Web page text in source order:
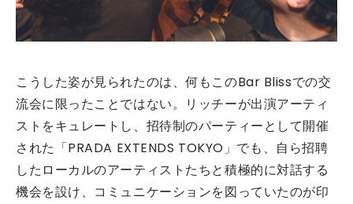
こうした姿が見られたのは、何もこのBar Blissでの交
流会に限ったことではない。リッチーが出演アーティ
ストをキュレートし、招待制のパーティーとして開催
された「PRADA EXTENDS TOKYO」でも、自ら招聘
したローカルのアーティストたちと積極的に対話する
機会を設け、コミュニケーションを図っていたのが印